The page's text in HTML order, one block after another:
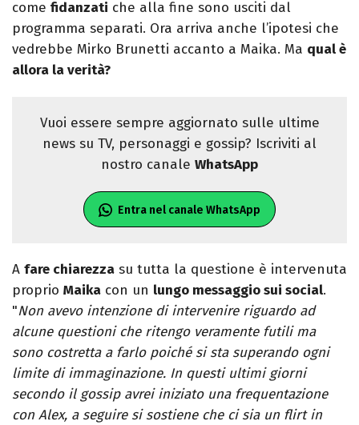
come fidanzati che alla fine sono usciti dal
programma separati. Ora arriva anche l’ipotesi che
vedrebbe Mirko Brunetti accanto a Maika. Ma qual è
allora la verità?
Vuoi essere sempre aggiornato sulle ultime
news su TV, personaggi e gossip? Iscriviti al
nostro canale WhatsApp
Entra nel canale WhatsApp
A fare chiarezza su tutta la questione è intervenuta
proprio Maika con un lungo messaggio sui social.
"Non avevo intenzione di intervenire riguardo ad
alcune questioni che ritengo veramente futili ma
sono costretta a farlo poiché si sta superando ogni
limite di immaginazione. In questi ultimi giorni
secondo il gossip avrei iniziato una frequentazione
con Alex, a seguire si sostiene che ci sia un flirt in